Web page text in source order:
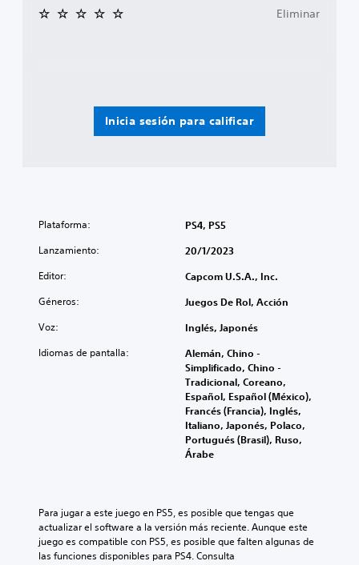
Inicia sesión para calificar
Eliminar
Plataforma: PS4, PS5
Lanzamiento: 20/1/2023
Editor: Capcom U.S.A., Inc.
Géneros: Juegos De Rol, Acción
Voz: Inglés, Japonés
Idiomas de pantalla:
Alemán, Chino -
Simplificado, Chino -
Tradicional, Coreano,
Español, Español (México),
Francés (Francia), Inglés,
Italiano, Japonés, Polaco,
Portugués (Brasil), Ruso,
Árabe
Para jugar a este juego en PS5, es posible que tengas que
actualizar el software a la versión más reciente. Aunque este
juego es compatible con PS5, es posible que falten algunas de
las funciones disponibles para PS4. Consulta